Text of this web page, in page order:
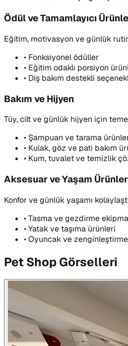
Ödül ve Tamamlayıcı
Eğitim, motivasyon ve günlük
• Fonksiyonel ödüller
• Eğitim odaklı porsiyon
• Diş bakım destekli
Bakım ve Hijyen
Tüy, cilt ve günlük hijyen için
• Şampuan ve tarama
• Kulak, göz ve pati bakım
• Kum, tuvalet ve temizlik
Aksesuar ve Yaşam
Konfor ve günlük yaşamı
•Tasma ve gezdirme
•Yatak ve taşıma ürünleri
•Oyuncak ve
Pet Shop Görselleri